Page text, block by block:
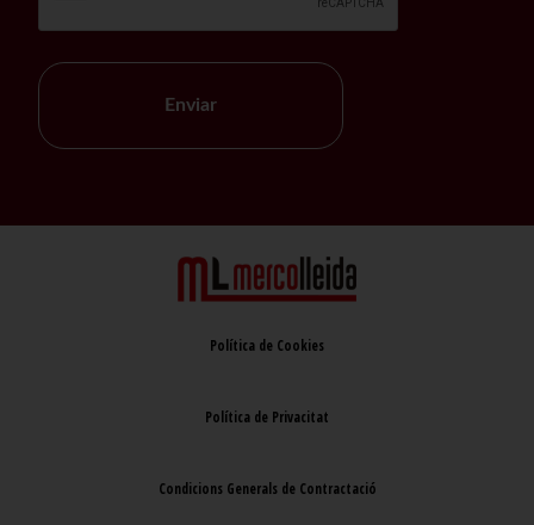
Enviar
Política de Cookies
Política de Privacitat
Condicions Generals de Contractació